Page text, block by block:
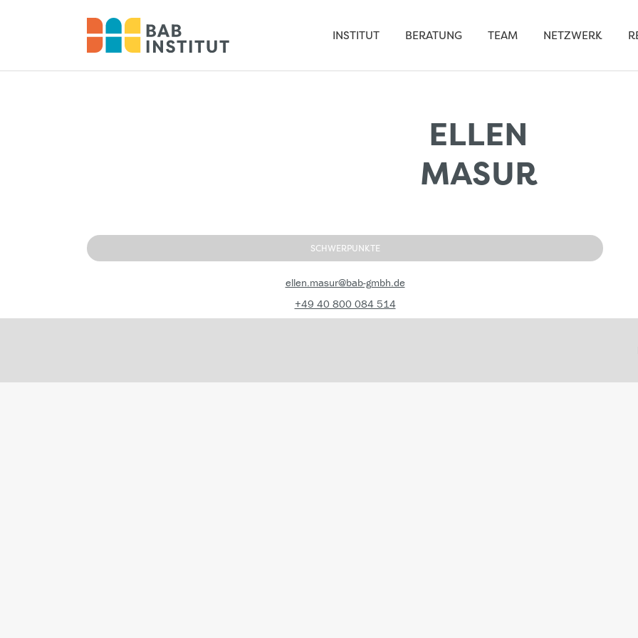
INSTITUT BERATUNG TEAM NETZWERK
ELLEN
MASUR
SCHWERPUNKTE
ellen.masur@bab-gmbh.de
+49 40 800 084 514